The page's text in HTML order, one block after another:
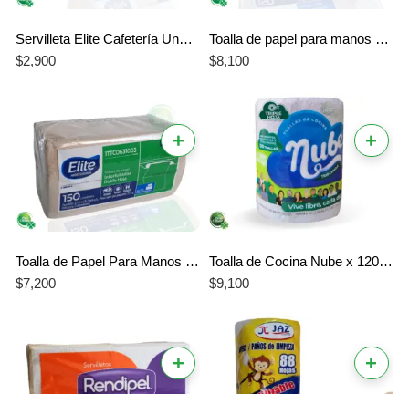
Servilleta Elite Cafetería Una Hoja 100 Unidades Sencilla Blanca
$2,900
Toalla de papel para manos Elite Doble Hoja Blanca de Papel 150 Unidades Interfoliada en C
$8,100
+
Toalla de Papel Para Manos Elite Doble Hoja Natural x 150 Unidades Interfoliada en C
$7,200
+
Toalla de Cocina Nube x 120 Hojas Triple Hoja 21×22 cm
$9,100
+ +